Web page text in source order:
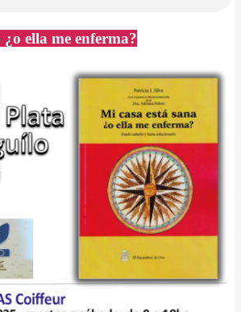
¿o ella me enferma?